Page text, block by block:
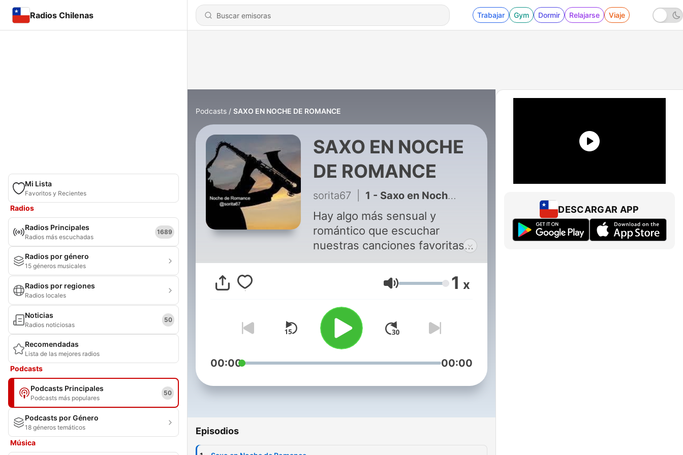
Radios Chilenas Trabajar Gym Dormir Relajarse Viaje
Mi Lista
Favoritos y Recientes
Radios
Radios Principales
Radios más escuchadas
1689
Radios por género
15 géneros musicales
Radios por regiones
Radios locales
Noticias
Radios noticiosas
50
Recomendadas
Lista de las mejores radios
Podcasts
Podcasts Principales
Podcasts más populares
50
Podcasts por Género
18 géneros temáticos
Música
Podcasts SAXO EN NOCHE DE ROMANCE
SAXO EN NOCHE
DE ROMANCE
sorita67 1 - Saxo en Noche de Romance
Hay algo más sensual y
romántico que escuchar
nuestras canciones favoritas
con los acordes maravillosos
que nos regala el protagonista
de esta Noche de Romance?
Te invito para que disfrutes de
Boleros y algo más con
Soraima aquí en Ivoox Y para
que ubiques la aplicación en
Play Store de SoritaRadio.
que es para tì The radio That is
Volumen 1 x
00:00 00:00
Episodios
DESCARGAR APP